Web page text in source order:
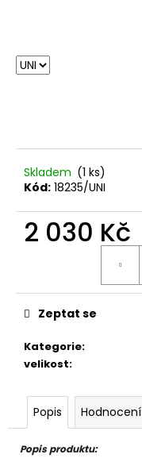
Skladem (1 ks)
Kód: 18235/UNI
2 030 Kč
Kategorie:
velikost:
Zeptat se
Popis Hodnocení
Popis produktu: